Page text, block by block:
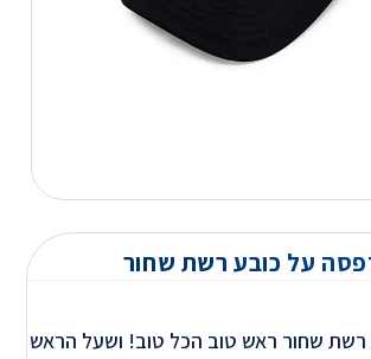
על כובע רשת שחור
הדפסה על כובע רשת שחור ראש טוב הכל טוב! ושעל הראש